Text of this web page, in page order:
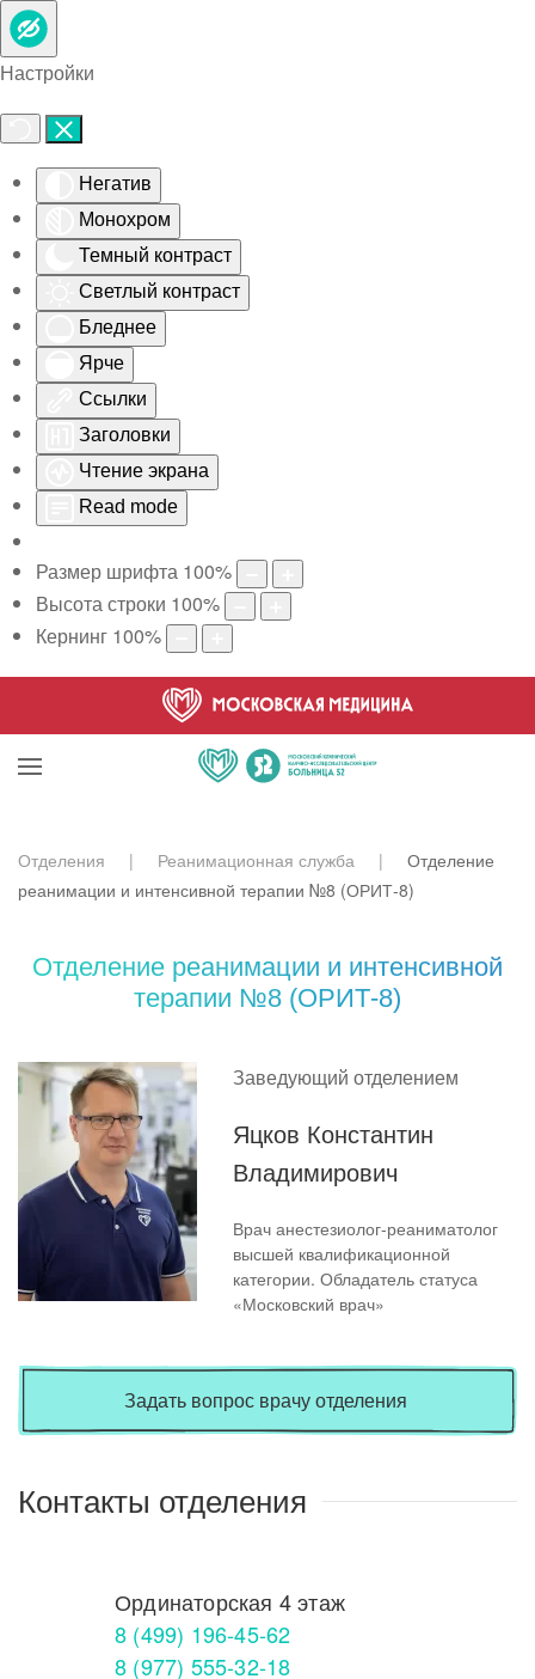
Настройки
Негатив
Монохром
Темный контраст
Светлый контраст
Бледнее
Ярче
Ссылки
Заголовки
Чтение экрана
Read mode
Размер шрифта 100%
Высота строки 100%
Кернинг 100%
Skip to main content
Отделения Реанимационная служба
Отделение
реанимации и интенсивной терапии №8 (ОРИТ-8)
Отделение реанимации и интенсивной
терапии №8 (ОРИТ-8)
Заведующий отделением
Яцков Константин
Владимирович
Врач анестезиолог-реаниматолог
высшей квалификационной
категории. Обладатель статуса
«Московский врач»
Задать вопрос врачу отделения
Контакты отделения
Ординаторская 4 этаж
8 (499) 196-45-62
8 (977) 555-32-18